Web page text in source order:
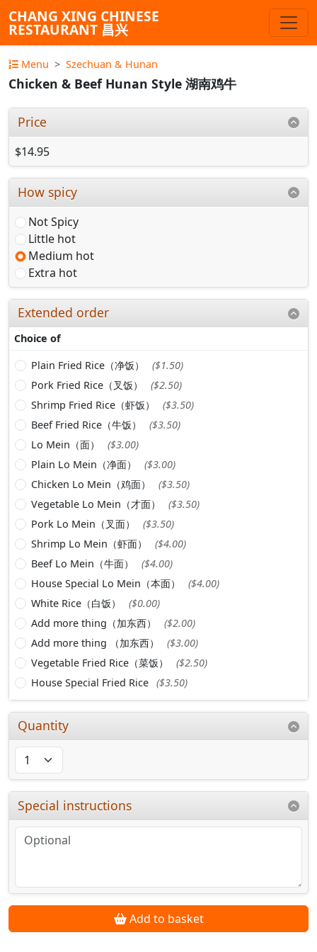
CHANG XING CHINESE
RESTAURANT 昌兴
Menu Szechuan & Hunan
Chicken & Beef Hunan Style 湖南鸡牛
Price
$14.95
How spicy
Not Spicy
Little hot
Medium hot
Extra hot
Extended order
Choice of
Plain Fried Rice（净饭）
($1.50)
Pork Fried Rice（叉饭）
($2.50)
Shrimp Fried Rice（虾饭）
($3.50)
Beef Fried Rice（牛饭）
($3.50)
Lo Mein（面）
($3.00)
Plain Lo Mein（净面）
($3.00)
Chicken Lo Mein（鸡面）
($3.50)
Vegetable Lo Mein（才面）
($3.50)
Pork Lo Mein（叉面）
($3.50)
Shrimp Lo Mein（虾面）
($4.00)
Beef Lo Mein（牛面）
($4.00)
House Special Lo Mein（本面）
($4.00)
White Rice（白饭）
($0.00)
Add more thing（加东西）
($2.00)
Add more thing （加东西）
($3.00)
Vegetable Fried Rice（菜饭）
($2.50)
House Special Fried Rice ($3.50)
Quantity
Special instructions
Add to basket